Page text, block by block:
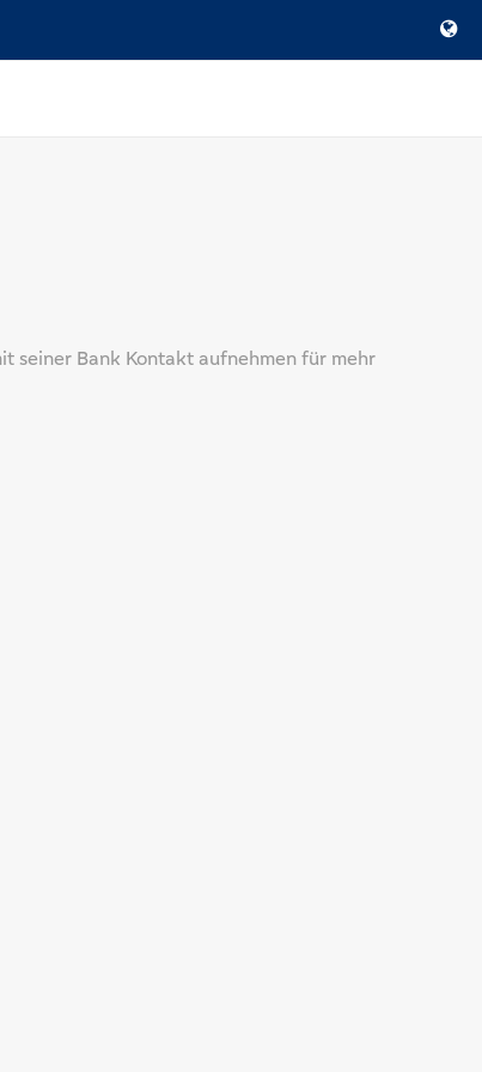
seiner Bank Kontakt aufnehmen für mehr